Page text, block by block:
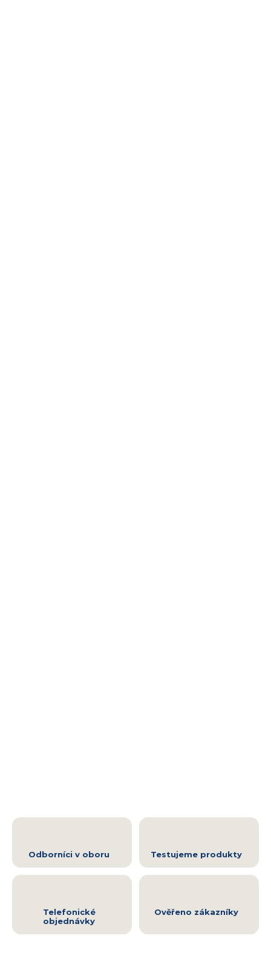
Odborníci v oboru Testujeme produkty
Telefonické
objednávky
Ověřeno zákazníky